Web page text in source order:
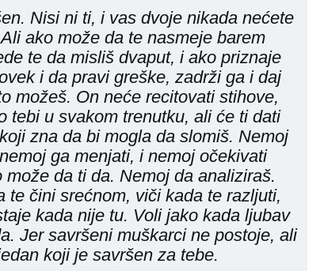
Nisi ni ti, i vas dvoje nikada nećete
ako može da te nasmeje barem
te da misliš dvaput, i ako priznaje
i da pravi greške, zadrži ga i daj
možeš. On neće recitovati stihove,
tebi u svakom trenutku, ali će ti dati
zna da bi mogla da slomiš. Nemoj
ga menjati, i nemoj očekivati
može da ti da. Nemoj da analiziraš.
te čini srećnom, viči kada te razljuti,
kada nije tu. Voli jako kada ljubav
Jer savršeni muškarci ne postoje, ali
koji je savršen za tebe.